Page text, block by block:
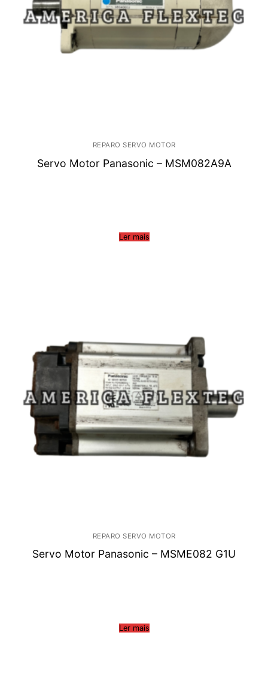
REPARO SERVO MOTOR
Servo Motor Panasonic – MSM082A9A
Ler mais
REPARO SERVO MOTOR
Servo Motor Panasonic – MSME082 G1U
Ler mais